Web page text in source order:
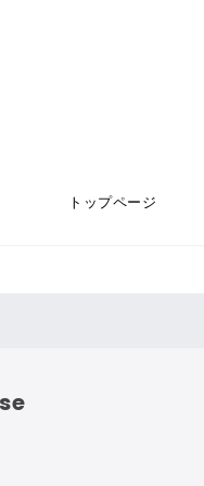
トップページ